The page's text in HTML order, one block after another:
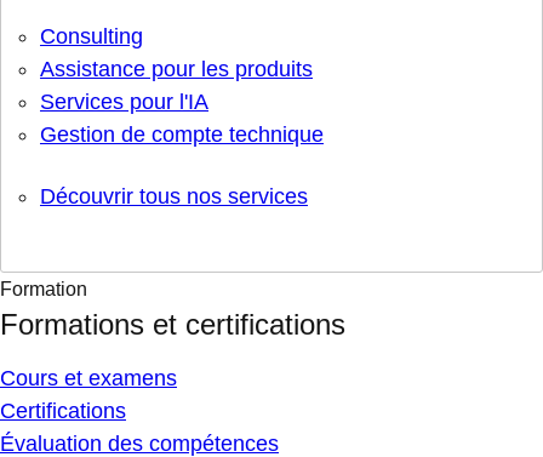
Consulting
Assistance pour les produits
Services pour l'IA
Gestion de compte technique
Découvrir tous nos services
Formation
Formations et certifications
Cours et examens
Certifications
Évaluation des compétences